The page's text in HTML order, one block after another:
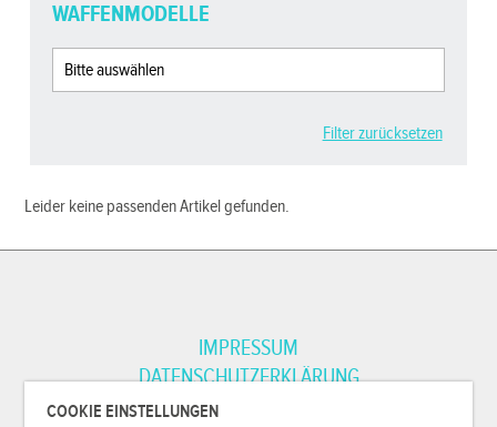
COOKIE EINSTELLUNGEN
WAFFENMODELLE
Filter zurücksetzen
Leider keine passenden Artikel gefunden.
IMPRESSUM
DATENSCHUTZERKLÄRUNG